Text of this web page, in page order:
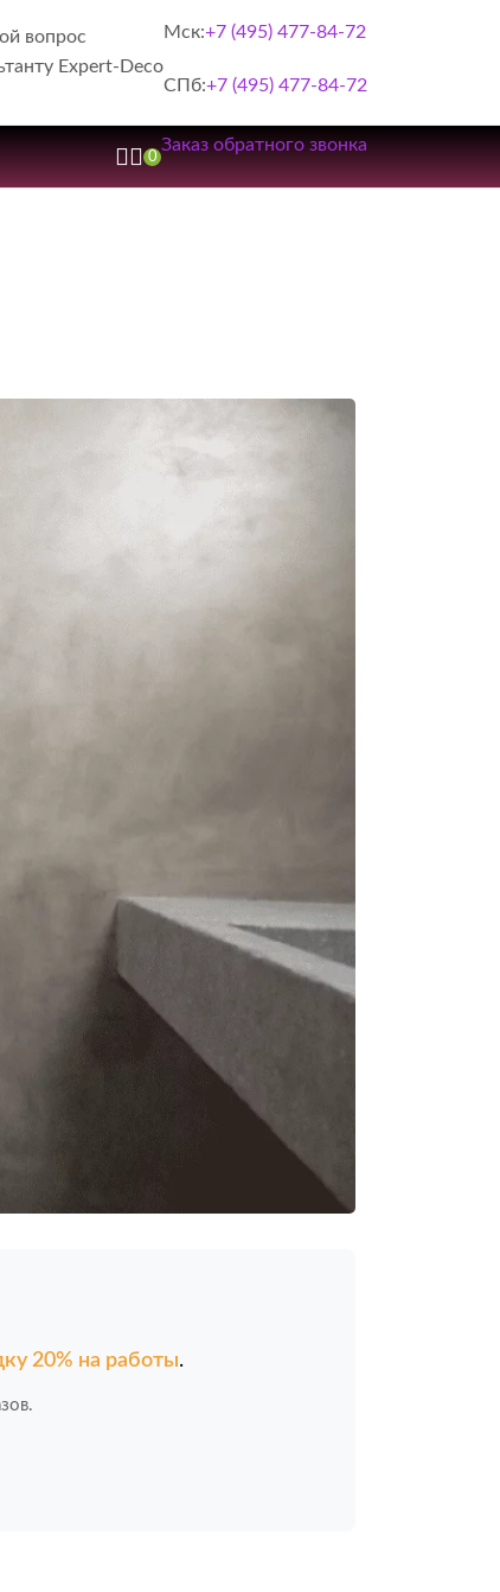
вопрос
Expert-Deco
Мск:+7 (495) 477-84-72
СПб:+7 (495) 477-84-72
0
Заказ обратного звонка
20% на работы.